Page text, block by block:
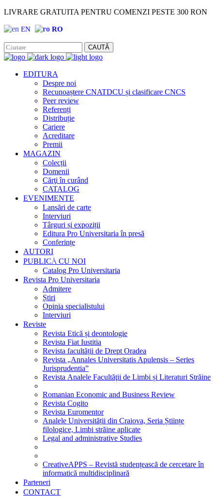
LIVRARE GRATUITA PENTRU COMENZI PESTE 300 RON
EN RO
CAUTĂ
EDITURA
Despre noi
Recunoaștere CNATDCU și clasificare CNCS
Peer review
Referenți
Distribuție
Cariere
Acreditare
Premii
MAGAZIN
Colecții
Domenii
Cărţi în curând
CATALOG
EVENIMENTE
Lansări de carte
Interviuri
Târguri și expoziții
Editura Pro Universitaria în presă
Conferințe
AUTORI
PUBLICĂ CU NOI
Catalog Pro Universitaria
Revista Pro Universitaria
Admitere
Știri
Opinia specialistului
Interviuri
Reviste
Revista Etică și deontologie
Revista Fiat Iustitia
Revista facultății de Drept Oradea
Revista „Annales Universitatis Apulensis – Series
Jurisprudentia”
Revista Analele Facultăţii de Limbi și Literaturi Străine
Romanian Economic and Business Review
Revista Cogito
Revista Euromentor
Analele Universității din Craiova, Seria Științe
filologice, Limbi străine aplicate
Legal and administrative Studies
CreativeAPPS – Revistă studențească de cercetare în
informatică multidisciplinară
Parteneri
CONTACT